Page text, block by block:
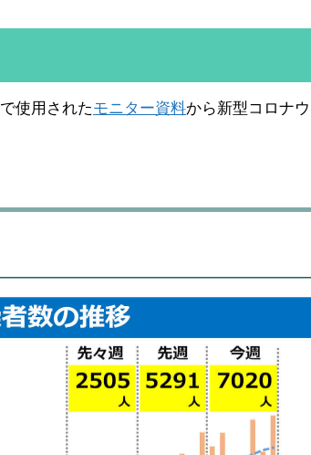
で使用されたモニター資料から新型コロナウ